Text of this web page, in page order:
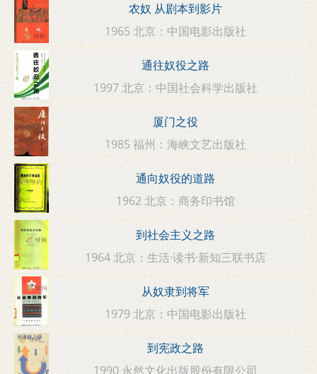
农奴 从剧本到影片
1965 北京：中国电影出版社
通往奴役之路
1997 北京：中国社会科学出版社
厦门之役
1985 福州：海峡文艺出版社
通向奴役的道路
1962 北京：商务印书馆
到社会主义之路
1964 北京：生活·读书·新知三联书店
从奴隶到将军
1979 北京：中国电影出版社
到宪政之路
1990 永然文化出版股份有限公司